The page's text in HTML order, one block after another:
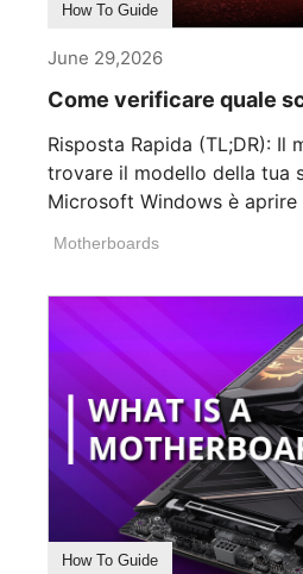
How To Guide
June 29,2026
Come verificare quale
Risposta Rapida (TL;DR): Il
trovare il modello della tua
Microsoft Windows è aprire
Motherboards
How To Guide